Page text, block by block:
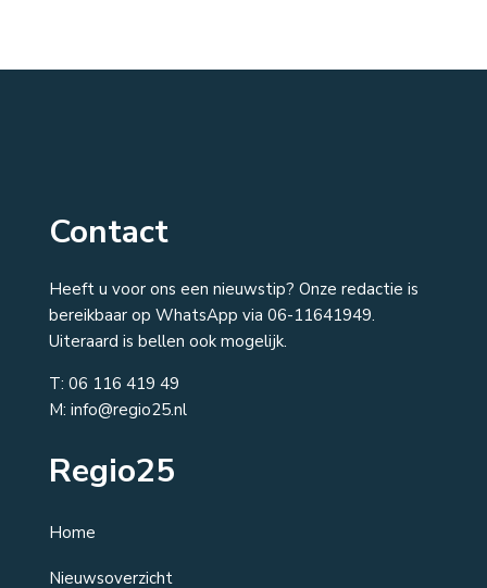
Contact
Heeft u voor ons een nieuwstip? Onze redactie is
bereikbaar op WhatsApp via 06-11641949.
Uiteraard is bellen ook mogelijk.
T: 06 116 419 49
M: info@regio25.nl
Regio25
Home
Nieuwsoverzicht